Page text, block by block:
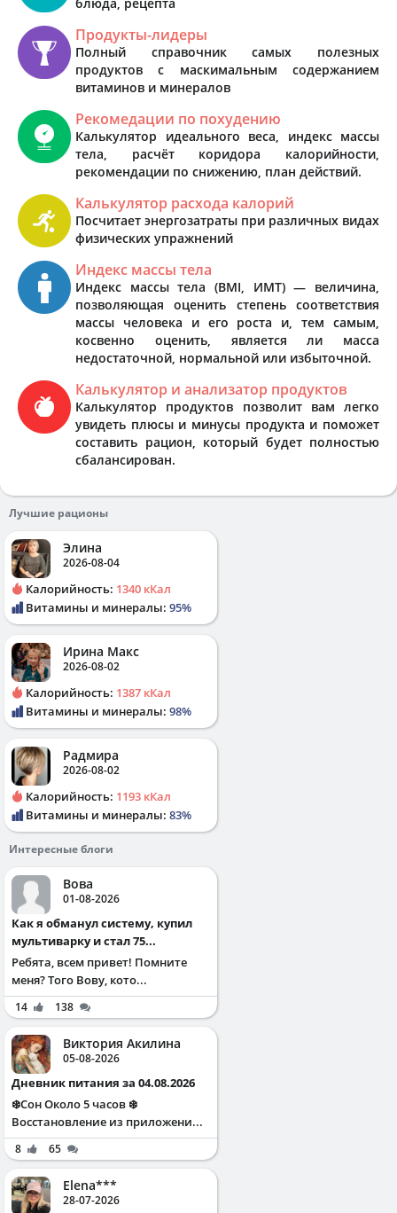
Продукты-лидеры
Полный справочник самых полезных
продуктов с маскимальным содержанием
витаминов и минералов
Рекомедации по похудению
Калькулятор идеального веса, индекс массы
тела, расчёт коридора калорийности,
рекомендации по снижению, план действий.
Калькулятор расхода калорий
Посчитает энергозатраты при различных видах
физических упражнений
Индекс массы тела
Индекс массы тела (BMI, ИМТ) — величина,
позволяющая оценить степень соответствия
массы человека и его роста и, тем самым,
косвенно оценить, является ли масса
недостаточной, нормальной или избыточной.
Калькулятор и анализатор продуктов
Калькулятор продуктов позволит вам легко
увидеть плюсы и минусы продукта и поможет
составить рацион, который будет полностью
сбалансирован.
Лучшие рационы
Элина
2026-08-04
Калорийность: 1340 кКал
Витамины и минералы: 95%
Ирина Макс
2026-08-02
Калорийность: 1387 кКал
Витамины и минералы: 98%
Радмира
2026-08-02
Калорийность: 1193 кКал
Витамины и минералы: 83%
Интересные блоги
Вова
01-08-2026
Как я обманул систему, купил
мультиварку и стал 75...
Ребята, всем привет! Помните
меня? Того Вову, кото...
14 138
Виктория Акилина
05-08-2026
Дневник питания за 04.08.2026
❄️Сон Около 5 часов ❄️
Восстановление из приложени...
8 65
Elena***
28-07-2026